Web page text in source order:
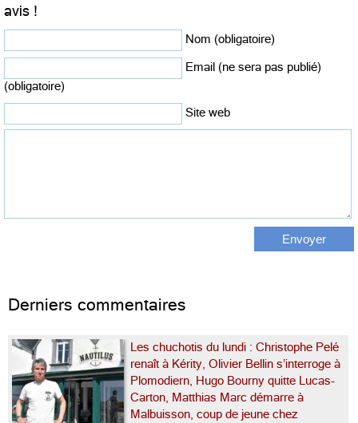
avis !
Nom (obligatoire)
Email (ne sera pas publié)
(obligatoire)
Site web
Derniers commentaires
Les chuchotis du lundi : Christophe Pelé
renaît à Kérity, Olivier Bellin s’interroge à
Plomodiern, Hugo Bourny quitte Lucas-
Carton, Matthias Marc démarre à
Malbuisson, coup de jeune chez